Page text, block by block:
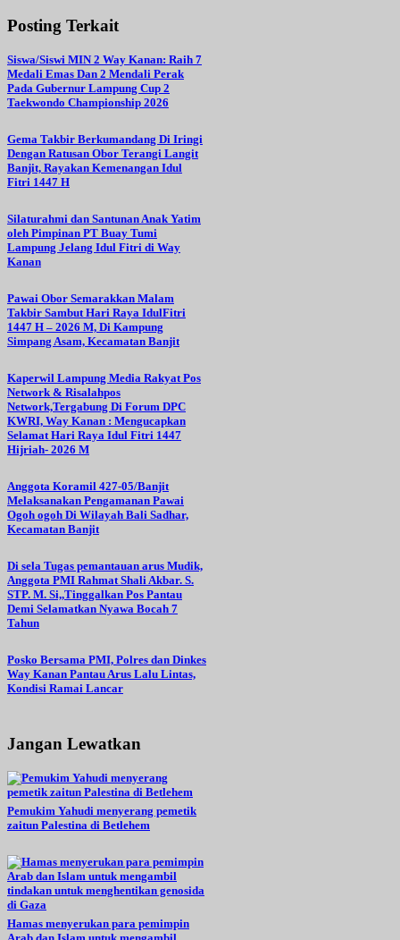
Posting Terkait
Siswa/Siswi MIN 2 Way Kanan: Raih 7
Medali Emas Dan 2 Mendali Perak
Pada Gubernur Lampung Cup 2
Taekwondo Championship 2026
Gema Takbir Berkumandang Di Iringi
Dengan Ratusan Obor Terangi Langit
Banjit, Rayakan Kemenangan Idul
Fitri 1447 H
Silaturahmi dan Santunan Anak Yatim
oleh Pimpinan PT Buay Tumi
Lampung Jelang Idul Fitri di Way
Kanan
Pawai Obor Semarakkan Malam
Takbir Sambut Hari Raya IdulFitri
1447 H – 2026 M, Di Kampung
Simpang Asam, Kecamatan Banjit
Kaperwil Lampung Media Rakyat Pos
Network & Risalahpos
Network,Tergabung Di Forum DPC
KWRI, Way Kanan : Mengucapkan
Selamat Hari Raya Idul Fitri 1447
Hijriah- 2026 M
Anggota Koramil 427-05/Banjit
Melaksanakan Pengamanan Pawai
Ogoh ogoh Di Wilayah Bali Sadhar,
Kecamatan Banjit
Di sela Tugas pemantauan arus Mudik,
Anggota PMI Rahmat Shali Akbar. S.
STP. M. Si,,Tinggalkan Pos Pantau
Demi Selamatkan Nyawa Bocah 7
Tahun
Posko Bersama PMI, Polres dan Dinkes
Way Kanan Pantau Arus Lalu Lintas,
Kondisi Ramai Lancar
Jangan Lewatkan
Pemukim Yahudi menyerang pemetik
zaitun Palestina di Betlehem
Hamas menyerukan para pemimpin